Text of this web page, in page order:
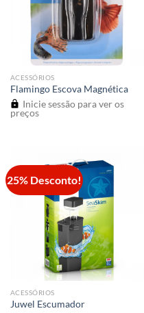
ACESSÓRIOS
Flamingo Escova Magnética
Inicie sessão para ver os
preços
25% Desconto!
ACESSÓRIOS
Juwel Escumador